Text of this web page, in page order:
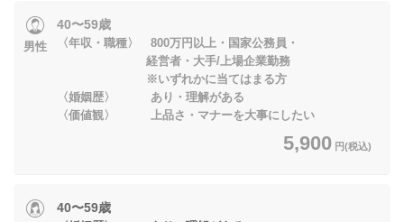
男性
40〜59歳
〈年収・職種〉 800万円以上・国家公務員・
経営者・大手/上場企業勤務
※いずれかに当てはまる方
〈婚姻歴〉 あり・理解がある
〈価値観〉 上品さ・マナーを大事にしたい
5,900 円(税込)
40〜59歳